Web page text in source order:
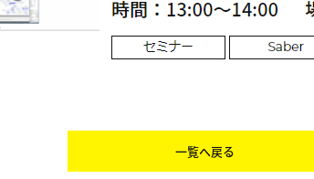
一覧へ戻る